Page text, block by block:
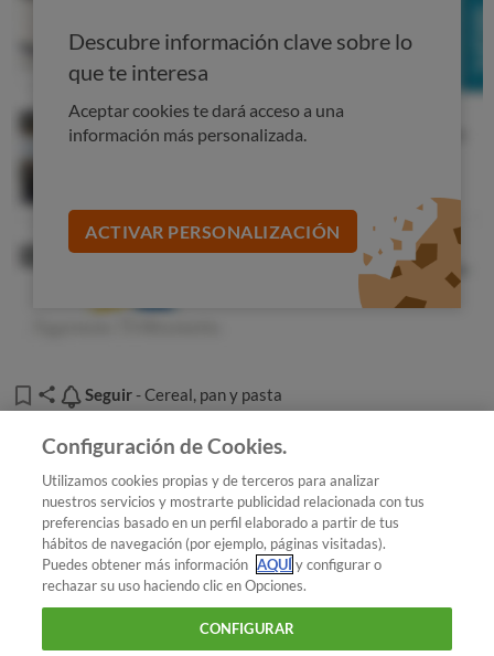
Descubre información clave sobre lo
que te interesa
Aceptar cookies te dará acceso a una
información más personalizada.
ACTIVAR PERSONALIZACIÓN
Seguir
Seguir- Cereal, pan y pasta
Añadir OCU en tus fuentes favoritas de Google
¿Quieres recibir nuestra Newsletter? Crea una cuenta
Alimentación : Cereal, pan y pasta
Pasta y salsa
Configuración de Cookies.
Utilizamos cookies propias y de terceros para analizar
nuestros servicios y mostrarte publicidad relacionada con tus
preferencias basado en un perfil elaborado a partir de tus
hábitos de navegación (por ejemplo, páginas visitadas).
Puedes obtener más información AQUÍy configurar o
rechazar su uso haciendo clic en Opciones.
CONFIGURAR